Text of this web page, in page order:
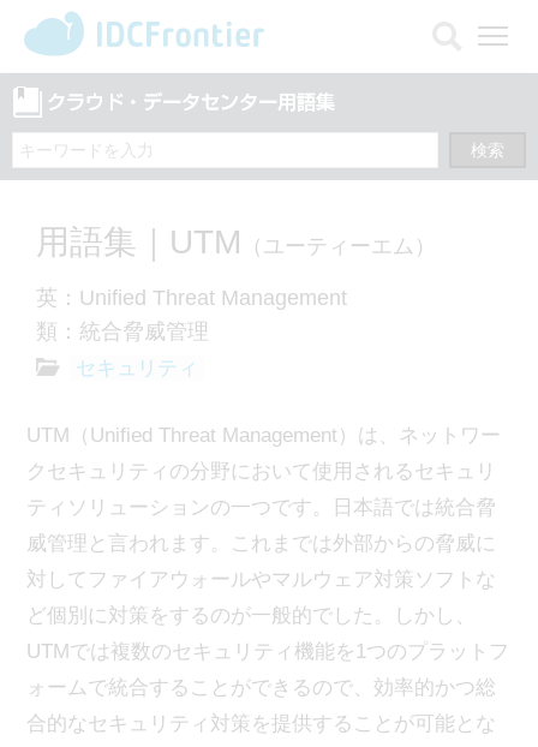
メ
を
開
用語集｜UTM （ユーティーエム）
英：Unified Threat Management
類：統合脅威管理
セキュリティ
UTM（Unified Threat Management）は、ネットワー
クセキュリティの分野において使用されるセキュリ
ティソリューションの一つです。日本語では統合脅
威管理と言われます。これまでは外部からの脅威に
対してファイアウォールやマルウェア対策ソフトな
ど個別に対策をするのが一般的でした。しかし、
UTMでは複数のセキュリティ機能を1つのプラットフ
ォームで統合することができるので、効率的かつ総
合的なセキュリティ対策を提供することが可能とな